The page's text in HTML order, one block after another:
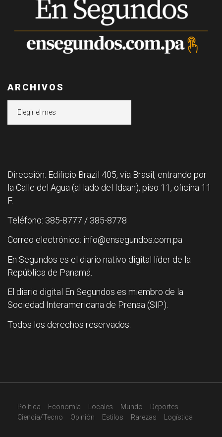
ARCHIVOS
Dirección: Edificio Brazil 405, vía Brasil, entrando por
la Calle del Agua (al lado del Idaan), piso 11, oficina 11
F.
Teléfono: 385-8777 / 385-8778
Correo electrónico: info@ensegundos.com.pa
En Segundos es el diario nativo digital líder de la
República de Panamá.
El diario digital En Segundos es miembro de la
Sociedad Interamericana de Prensa (SIP).
Todos los derechos reservados.
Política Economía Locales Mundo
Deportes
Ciencia/Tecno
Opinión Estilos Rarezas Logística